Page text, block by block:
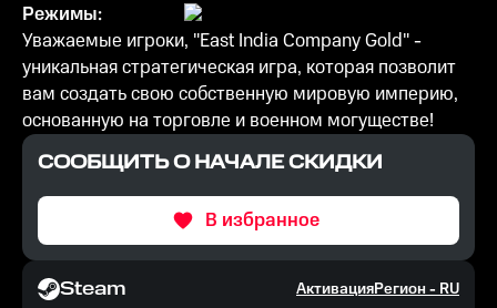
Режимы:
Уважаемые игроки, "East India Company Gold" -
уникальная стратегическая игра, которая позволит
вам создать свою собственную мировую империю,
основанную на торговле и военном могуществе!
СООБЩИТЬ О НАЧАЛЕ СКИДКИ
В избранное
Steam АктивацияРегион -RU